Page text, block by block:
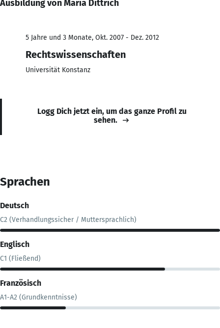
Ausbildung von Maria Dittrich
5 Jahre und 3 Monate, Okt. 2007 - Dez. 2012
Rechtswissenschaften
Universität Konstanz
Logg Dich jetzt ein, um das ganze Profil zu
sehen.
Sprachen
Deutsch
C2 (Verhandlungssicher / Muttersprachlich)
Englisch
C1 (Fließend)
Französisch
A1-A2 (Grundkenntnisse)